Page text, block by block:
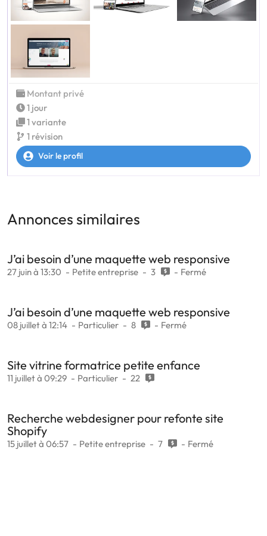
Montant privé
1 jour
1 variante
1 révision
Voir le profil
Annonces similaires
J’ai besoin d’une maquette web responsive
27 juin à 13:30 Petite entreprise 3 Fermé
J’ai besoin d’une maquette web responsive
08 juillet à 12:14 Particulier 8 Fermé
Site vitrine formatrice petite enfance
11 juillet à 09:29 Particulier 22
Recherche webdesigner pour refonte site
Shopify
15 juillet à 06:57 Petite entreprise 7 Fermé